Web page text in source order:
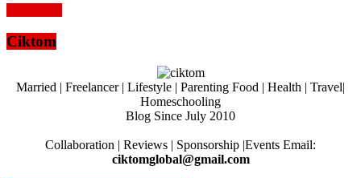
Ciktom
Married | Freelancer | Lifestyle | Parenting Food | Health | Travel|
Homeschooling
Blog Since July 2010
Collaboration | Reviews | Sponsorship |Events Email:
ciktomglobal@gmail.com